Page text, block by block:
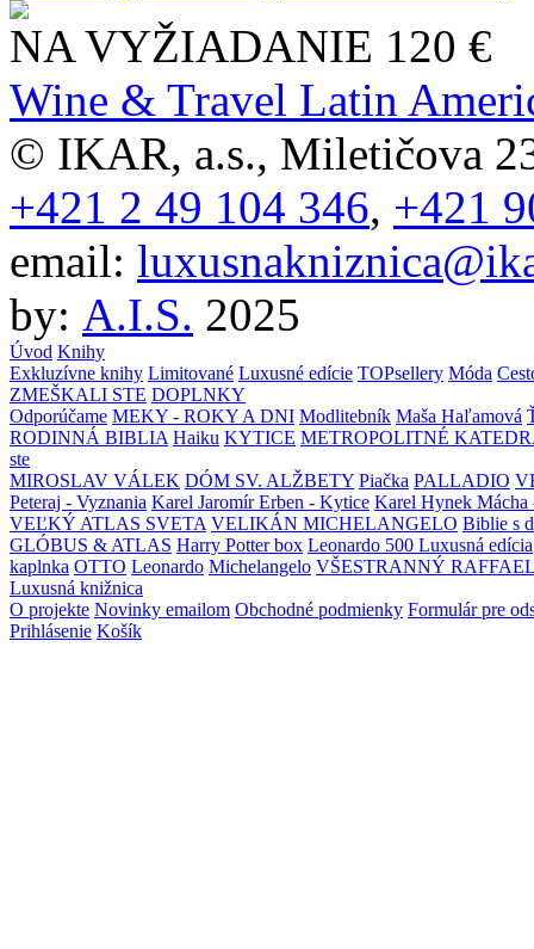
NA VYŽIADANIE 120 €
Wine & Travel Latin
© IKAR, a.s., Miletičova
+421 2 49 104 346, +421
email:
by: A.I.S. 2025
Úvod Knihy
Exkluzívne knihy Limitované Luxusné edície TOPsellery Móda
ZMEŠKALI STE DOPLNKY
Odporúčame MEKY - ROKY A DNI Modlitebník Maša Haľamová
RODINNÁ BIBLIA Haiku KYTICE METROPOLITNÉ
ste
MIROSLAV VÁLEK DÓM SV. ALŽBETY Piačka PALLADIO
Peteraj - Vyznania Karel Jaromír Erben - Kytice Karel Hynek Mácha
VEĽKÝ ATLAS SVETA VELIKÁN MICHELANGELO Biblie s
GLÓBUS & ATLAS Harry Potter box Leonardo 500 Luxusná edícia
kaplnka OTTO Leonardo Michelangelo VŠESTRANNÝ
Luxusná knižnica
O projekte Novinky emailom Obchodné podmienky Formulár pre
Prihlásenie Košík